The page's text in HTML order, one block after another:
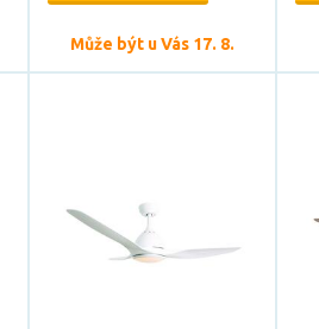
Může být u Vás 17. 8.